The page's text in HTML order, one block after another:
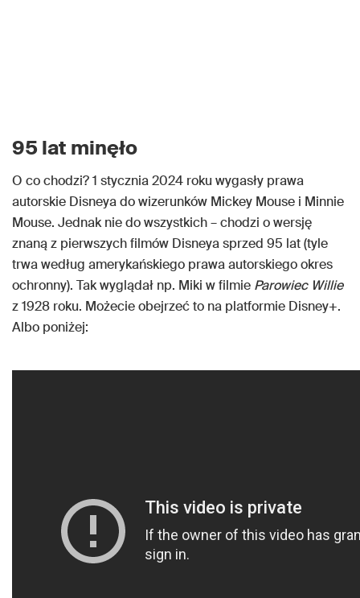
95 lat minęło
O co chodzi? 1 stycznia 2024 roku wygasły prawa
autorskie Disneya do wizerunków Mickey Mouse i Minnie
Mouse. Jednak nie do wszystkich – chodzi o wersję
znaną z pierwszych filmów Disneya sprzed 95 lat (tyle
trwa według amerykańskiego prawa autorskiego okres
ochronny). Tak wyglądał np. Miki w filmie Parowiec Willie
z 1928 roku. Możecie obejrzeć to na platformie Disney+.
Albo poniżej: